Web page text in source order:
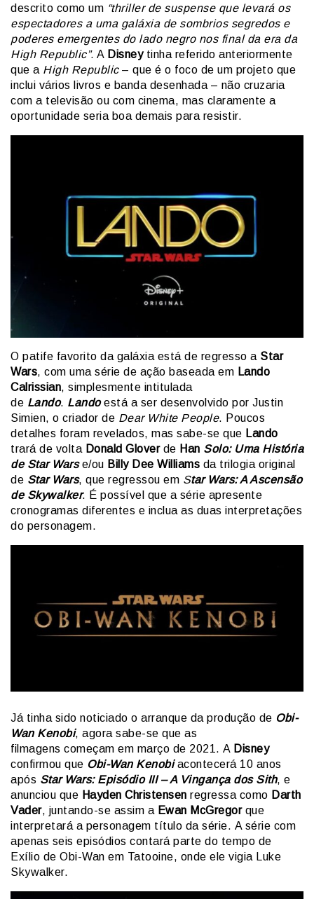
descrito como um “thriller de suspense que levará os
espectadores a uma galáxia de sombrios segredos e
poderes emergentes do lado negro nos final da era da
High Republic”. A Disneytinha referido anteriormente
que a High Republic– que é o foco de um projeto que
inclui vários livros e banda desenhada – não cruzaria
com a televisão ou com cinema, mas claramente a
oportunidade seria boa demais para resistir.
O patife favorito da galáxia está de regresso a Star
Wars, com uma série de ação baseada em Lando
Calrissian, simplesmente intitulada
de Lando. Lando está a ser desenvolvido por Justin
Simien, o criador de Dear White People. Poucos
detalhes foram revelados, mas sabe-se que Lando
trará de volta Donald Gloverde Han Solo: Uma História
de Star Warse/ou Billy Dee Williams da trilogia original
de Star Wars, que regressou em Star Wars: A Ascensão
de Skywalker. É possível que a série apresente
cronogramas diferentes e inclua as duas interpretações
do personagem.
Já tinha sido noticiado o arranque da produção de Obi-
Wan Kenobi, agora sabe-se que as
filmagens começam em março de 2021. A Disney
confirmou que Obi-Wan Kenobiacontecerá 10 anos
após Star Wars: Episódio III – A Vingança dos Sith, e
anunciou que Hayden Christensen regressa como Darth
Vader, juntando-se assim a Ewan McGregorque
interpretará a personagem título da série. A série com
apenas seis episódios contará parte do tempo de
Exílio de Obi-Wan em Tatooine, onde ele vigia Luke
Skywalker.